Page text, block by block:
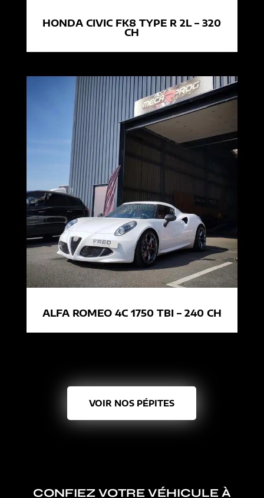
HONDA CIVIC FK8 TYPE R 2L – 320
CH
ALFA ROMEO 4C 1750 TBI – 240 CH
VOIR NOS PÉPITES
CONFIEZ VOTRE VÉHICULE À